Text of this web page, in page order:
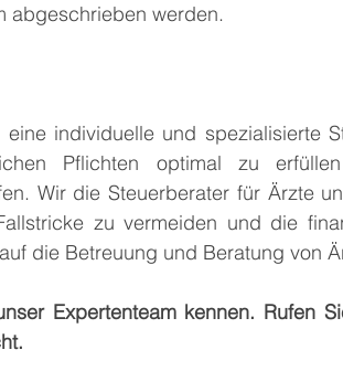
abgeschrieben werden.
eine individuelle und spezialisierte
Pflichten optimal zu
Wir die Steuerberater für Ärzte
zu vermeiden und die
die Betreuung und Beratung von
Expertenteam kennen. Rufen